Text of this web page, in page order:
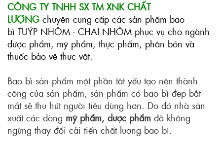
CÔNG TY TNHH SX TM XNK CHẤT
LƯỢNG chuyên cung cấp các sản phẩm bao
bì TUÝP NHÔM - CHAI NHÔM phục vụ cho ngành
dược phẩm, mỹ phẩm, thực phẩm, phân bón và
thuốc bảo vệ thực vật.
Bao bì sản phẩm một phần tât yếu tạo nên thành
công của sản phẩm, sản phẩm có bao bì đẹp bắt
mắt sẽ thu hút người tiêu dùng hơn. Do đó nhà sản
xuất các dòng mỹ phẩm, dược phẩm đã không
ngừng thay đổi cải tiến chất lượng bao bì.